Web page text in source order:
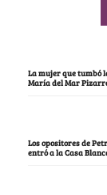
La mujer que tumbó
María del Mar
Los opositores de
entró a la Casa